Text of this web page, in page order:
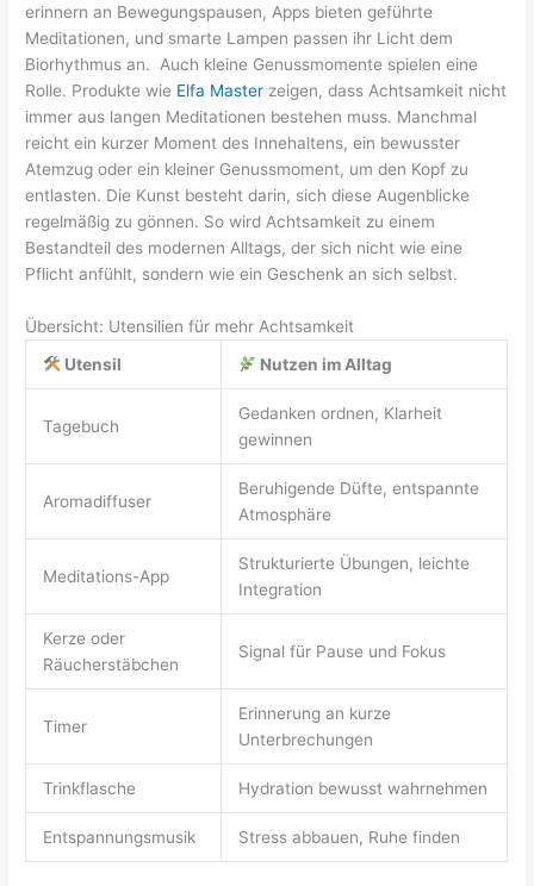
erinnern an Bewegungspausen, Apps bieten geführte
Meditationen, und smarte Lampen passen ihr Licht dem
Biorhythmus an. Auch kleine Genussmomente spielen eine
Rolle. Produkte wie Elfa Master zeigen, dass Achtsamkeit nicht
immer aus langen Meditationen bestehen muss. Manchmal
reicht ein kurzer Moment des Innehaltens, ein bewusster
Atemzug oder ein kleiner Genussmoment, um den Kopf zu
entlasten. Die Kunst besteht darin, sich diese Augenblicke
regelmäßig zu gönnen. So wird Achtsamkeit zu einem
Bestandteil des modernen Alltags, der sich nicht wie eine
Pflicht anfühlt, sondern wie ein Geschenk an sich selbst.
Übersicht: Utensilien für mehr Achtsamkeit
Utensil
Nutzen im Alltag
Tagebuch
Gedanken ordnen, Klarheit
gewinnen
Aromadiffuser
Beruhigende Düfte, entspannte
Atmosphäre
Meditations-App
Strukturierte Übungen, leichte
Integration
Kerze oder
Räucherstäbchen
Signal für Pause und Fokus
Timer
Erinnerung an kurze
Unterbrechungen
Trinkflasche Hydration bewusst wahrnehmen
Entspannungsmusik Stress abbauen, Ruhe finden